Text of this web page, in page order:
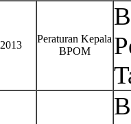
2013
Peraturan Kepala
BPOM